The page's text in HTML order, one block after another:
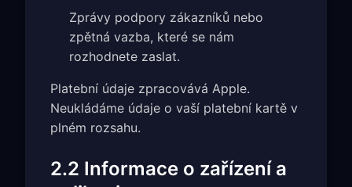
Zprávy podpory zákazníků nebo
zpětná vazba, které se nám
rozhodnete zaslat.
Platební údaje zpracovává Apple.
Neukládáme údaje o vaší platební kartě v
plném rozsahu.
2.2 Informace o zařízení a